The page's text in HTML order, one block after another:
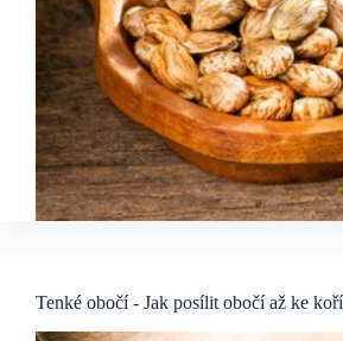
Tenké obočí - Jak posílit obočí až ke